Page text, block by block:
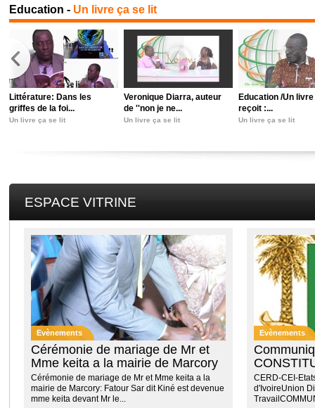
Education - Un livre ça se lit
Littérature: Dans les
griffes de la foi...
Un livre ça se lit
Veronique Diarra, auteur
de ''non je ne...
Un livre ça se lit
Education /Un
reçoit :...
Un livre ça se lit
ESPACE VITRINE
Evènements
Cérémonie de mariage de Mr et
Mme keita a la mairie de Marcory
Cérémonie de mariage de Mr et Mme keita a la
mairie de Marcory: Fatour Sar dit Kiné est devenue
mme keita devant Mr le...
Evènements
DE VOTE
CERD-CEI-
d'IvoireUnion